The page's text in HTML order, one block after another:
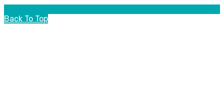
Back To Top